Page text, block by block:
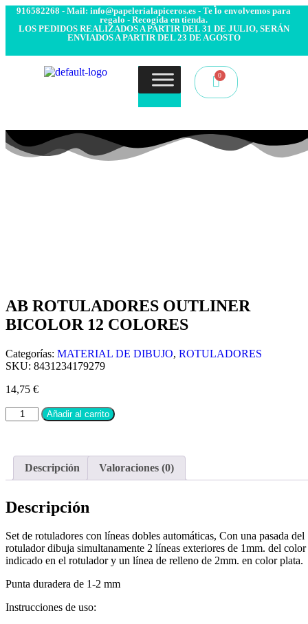
916582268 - Mail: info@papelerialapiceros.es - Te lo envolvemos para
regalo - Recogida en tienda.
LOS PEDIDOS REALIZADOS A PARTIR DEL 31 DE JULIO, SERÁN
ENVIADOS A PARTIR DEL 23 DE AGOSTO
AB ROTULADORES OUTLINER
BICOLOR 12 COLORES
Categorías: MATERIAL DE DIBUJO, ROTULADORES
SKU: 8431234179279
14,75 €
Añadir al carrito
Descripción Valoraciones (0)
Descripción
Set de rotuladores con líneas dobles automáticas, Con una pasada del
rotulador dibuja simultanamente 2 líneas exteriores de 1mm. del color
indicado en el rotulador y un línea de relleno de 2mm. en color plata.
Punta duradera de 1-2 mm
Instrucciones de uso: